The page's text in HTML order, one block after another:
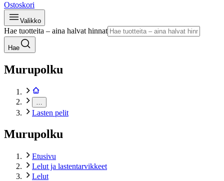
Ostoskori
Valikko
Hae tuotteita – aina halvat hinnat
Hae
Murupolku
Lasten pelit
Murupolku
Etusivu
Lelut ja lastentarvikkeet
Lelut